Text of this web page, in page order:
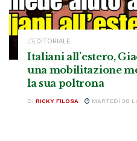
L’EDITORIALE
Italiani all’estero,
una mobilitazione
la sua poltrona
DI RICKY FILOSA MARTEDÌ 28